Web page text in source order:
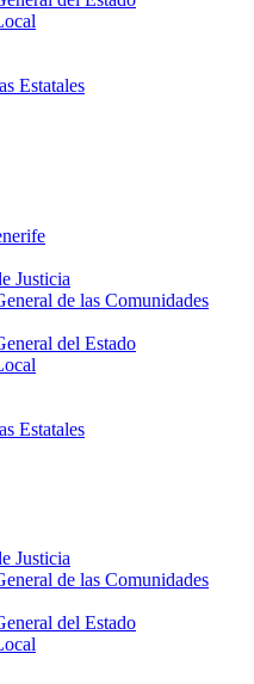
Estatales
Justicia
de las Comunidades
del Estado
Estatales
Justicia
de las Comunidades
del Estado